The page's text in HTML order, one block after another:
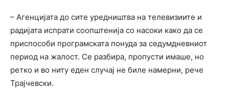
– Агенцијата до сите уредништва на телевизиите и
радијата испрати соопштенија со насоки како да се
приспособи програмската понуда за седумдневниот
период на жалост. Се разбира, пропусти имаше, но
ретко и во ниту еден случај не биле намерни, рече
Трајчевски.